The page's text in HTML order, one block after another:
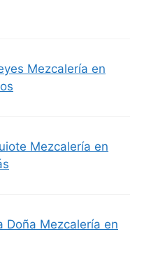
Mezcalería en
Mezcalería en
Doña Mezcalería en